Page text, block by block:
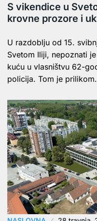
S vikendice u
krovne prozore i
U razdoblju od 15.
Svetom Iliji, nepoznati
kuću u vlasništvu 62-
policija. Tom je